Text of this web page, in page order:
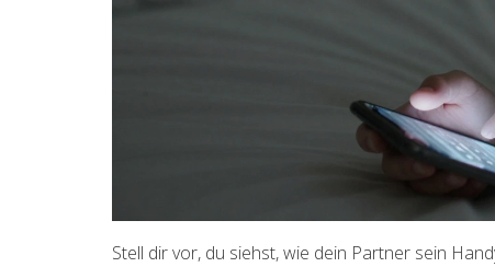
Stell dir vor, du siehst, wie dein Partner sein